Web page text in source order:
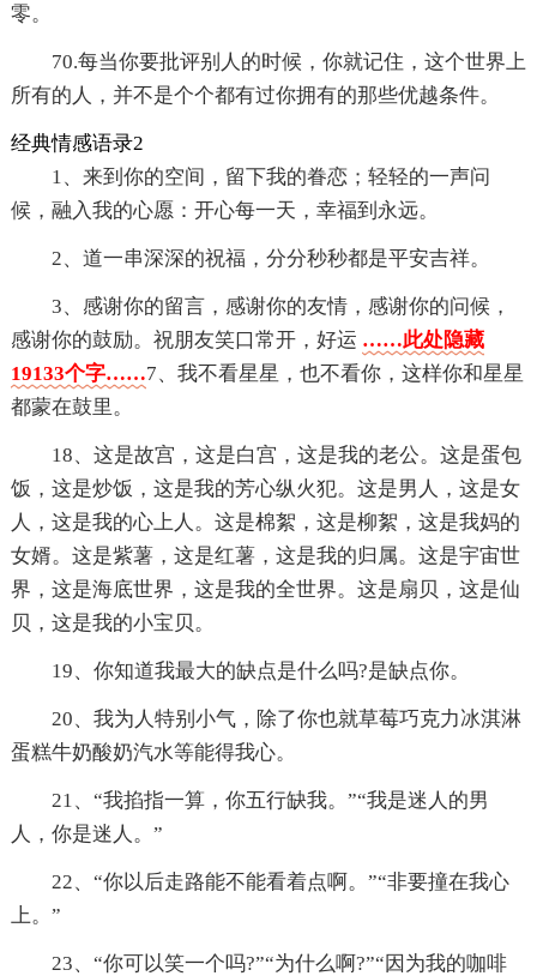
零。
70.每当你要批评别人的时候，你就记住，这个世界上
所有的人，并不是个个都有过你拥有的那些优越条件。
经典情感语录2
1、来到你的空间，留下我的眷恋；轻轻的一声问
候，融入我的心愿：开心每一天，幸福到永远。
2、道一串深深的祝福，分分秒秒都是平安吉祥。
3、感谢你的留言，感谢你的友情，感谢你的问候，
感谢你的鼓励。祝朋友笑口常开，好运 ……此处隐藏
19133个字……7、我不看星星，也不看你，这样你和星星
都蒙在鼓里。
18、这是故宫，这是白宫，这是我的老公。这是蛋包
饭，这是炒饭，这是我的芳心纵火犯。这是男人，这是女
人，这是我的心上人。这是棉絮，这是柳絮，这是我妈的
女婿。这是紫薯，这是红薯，这是我的归属。这是宇宙世
界，这是海底世界，这是我的全世界。这是扇贝，这是仙
贝，这是我的小宝贝。
19、你知道我最大的缺点是什么吗?是缺点你。
20、我为人特别小气，除了你也就草莓巧克力冰淇淋
蛋糕牛奶酸奶汽水等能得我心。
21、“我掐指一算，你五行缺我。”“我是迷人的男
人，你是迷人。”
22、“你以后走路能不能看着点啊。”“非要撞在我心
上。”
23、“你可以笑一个吗?”“为什么啊?”“因为我的咖啡